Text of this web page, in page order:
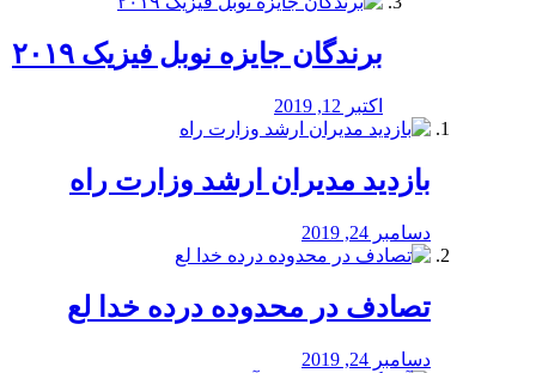
برندگان جایزه نوبل فیزیک ۲۰۱۹
اکتبر 12, 2019
بازدید مدیران ارشد وزارت راه
دسامبر 24, 2019
تصادف در محدوده درده خدا لع
دسامبر 24, 2019